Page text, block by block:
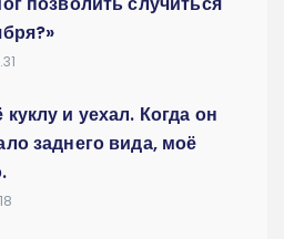
и уехал. Когда он
заднего вида, моё